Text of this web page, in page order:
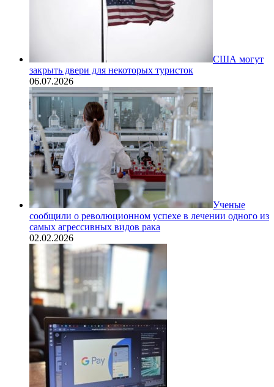
США могут
закрыть двери для некоторых туристок
06.07.2026
Ученые
сообщили о революционном успехе в лечении одного из
самых агрессивных видов рака
02.02.2026